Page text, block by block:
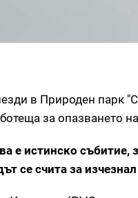
в Природен парк
за опазването
е истинско
се счита за